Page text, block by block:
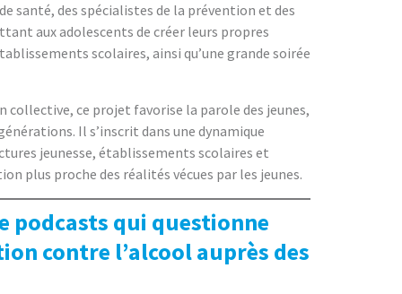
santé, des spécialistes de la prévention et des
aux adolescents de créer leurs propres
scolaires, ainsi qu’une grande soirée
ce projet favorise la parole des jeunes,
Il s’inscrit dans une dynamique
jeunesse, établissements scolaires et
plus proche des réalités vécues par les jeunes.
podcasts qui questionne
contre l’alcool auprès des